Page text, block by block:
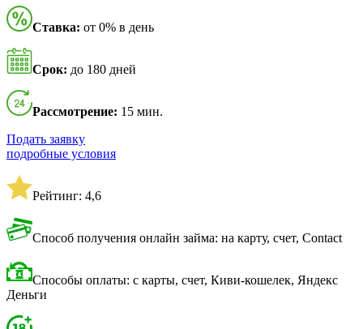
Ставка: от 0% в день
Срок: до 180 дней
Рассмотрение: 15 мин.
Подать заявку
подробные условия
Рейтинг: 4,6
Способ получения онлайн займа: на карту, счет, Contact
Способы оплаты: с карты, счет, Киви-кошелек, Яндекс
Деньги